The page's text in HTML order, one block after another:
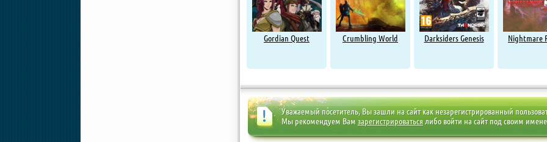
Gordian Quest Crumbling World Darksiders Genesis Nightmare
Уважаемый посетитель, Вы зашли на сайт как незарегистрированный
Мы рекомендуем Вам зарегистрироватьсялибо войти на сайт под своим